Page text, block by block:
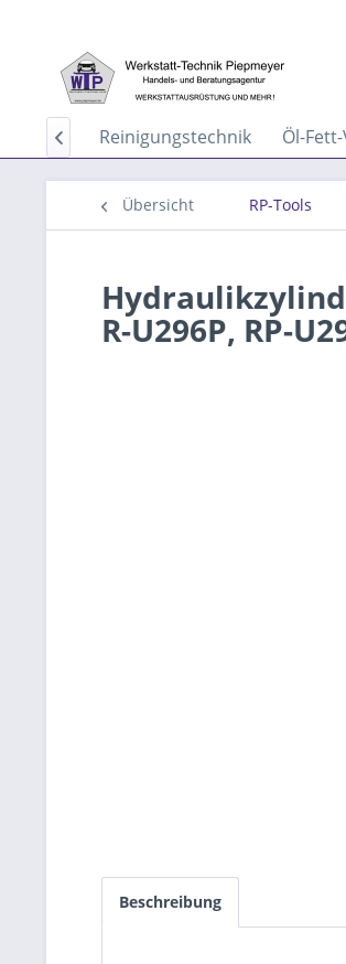
Reinigungstechnik Öl-

Übersicht RP-Tools
R-U296P, RP-
Beschreibung